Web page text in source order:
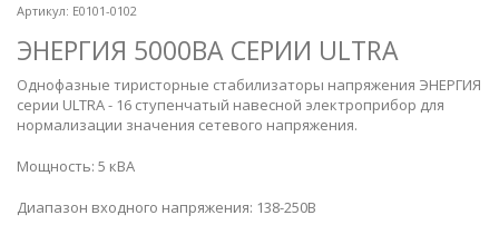
Артикул: Е0101-0102
ЭНЕРГИЯ 5000ВА СЕРИИ ULTRA
Однофазные тиристорные стабилизаторы напряжения ЭНЕРГИЯ
серии ULTRA - 16 ступенчатый навесной электроприбор для
нормализации значения сетевого напряжения.
Мощность: 5 кВА
Диапазон входного напряжения: 138-250В